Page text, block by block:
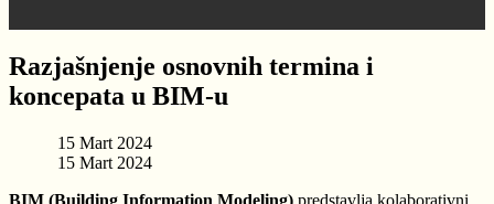
Razjašnjenje osnovnih termina i
koncepata u BIM-u
15 Mart 2024
15 Mart 2024
BIM (Building Information Modeling) predstavlja kolaborativni